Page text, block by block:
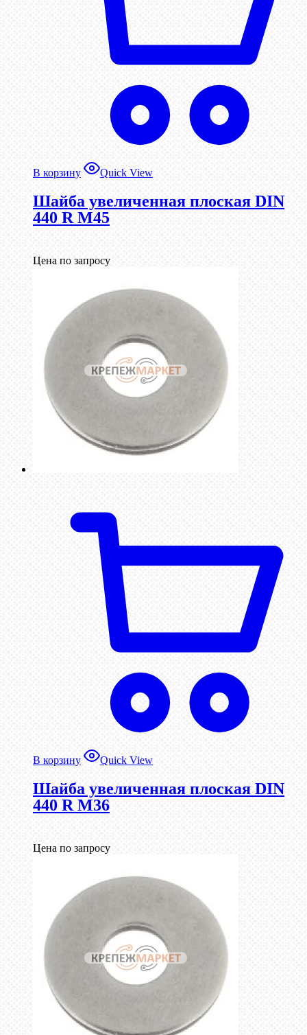
В корзину Quick View
Шайба увеличенная плоская DIN
440 R М45
Цена по запросу
В корзину Quick View
Шайба увеличенная плоская DIN
440 R М36
Цена по запросу